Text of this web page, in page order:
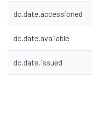
dc.date.accessioned
dc.date.available
dc.date.issued